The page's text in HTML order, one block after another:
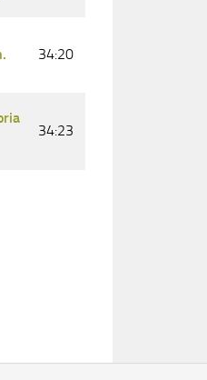
34:20
34:23